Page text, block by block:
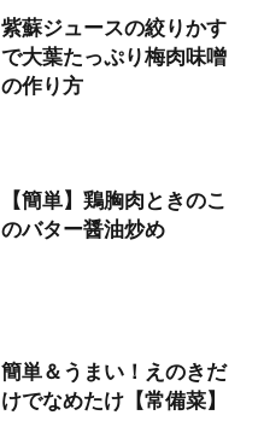
紫蘇ジュースの絞りかす
で大葉たっぷり梅肉味噌
の作り方
【簡単】鶏胸肉ときのこ
のバター醤油炒め
簡単＆うまい！えのきだ
けでなめたけ【常備菜】